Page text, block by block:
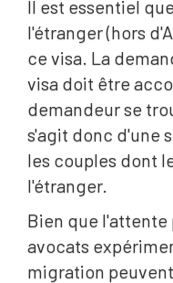
Il est essentiel
l'étranger (hors
ce visa. La
visa doit être
demandeur se
s'agit donc d'une
les couples dont
l'étranger.
Bien que
avocats
migration